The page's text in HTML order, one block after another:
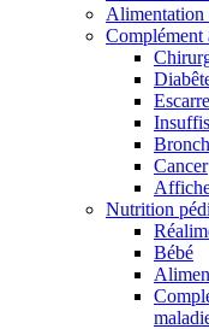
Alimentation
Complément
Escarre
Cancer
Nutrition
Bébé